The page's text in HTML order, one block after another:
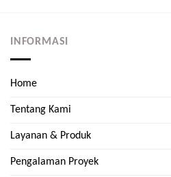
INFORMASI
Home
Tentang Kami
Layanan & Produk
Pengalaman Proyek